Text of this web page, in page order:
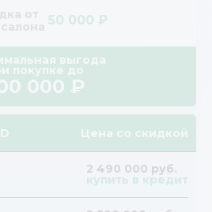
50 000 ₽
выгода
покупке до
000 ₽
Цена со скидкой
2 490 000 руб.
купить в кредит